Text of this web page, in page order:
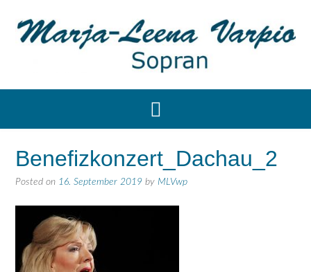
Benefizkonzert_Dachau_2
Posted on 16. September 2019 by MLVwp